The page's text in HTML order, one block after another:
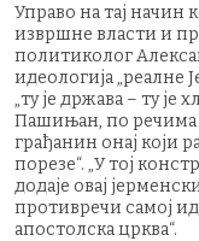
Управо на тај начин
извршне власти и
политиколог
идеологија „реалне
„ту је држава – ту је
Пашињан, по речима
грађанин онај који
порезе“. „У тој
додаје овај
противречи самој
апостолска црква“.